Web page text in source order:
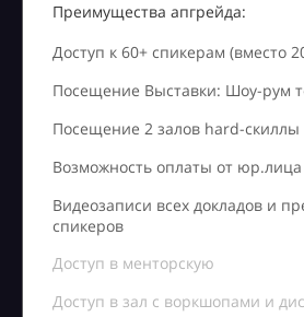
Преимущества апгрейда:
Доступ к 60+ спикерам (вместо
Посещение Выставки: Шоу-рум
Посещение 2 залов hard-скиллы
Возможность оплаты от юр.лица
Видеозаписи всех докладов и
спикеров
Доступ в менторскую
Доступ в зал с воркшопами и